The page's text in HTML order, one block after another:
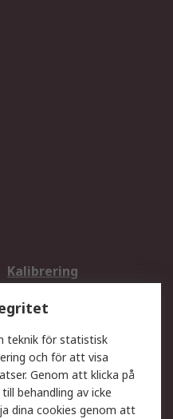
Kalibrering
Teknisk Support
Exportlösningar
Retur av varor
teknik för statistisk
och för att visa
Genom att klicka på
behandling av icke
dina cookies genom att